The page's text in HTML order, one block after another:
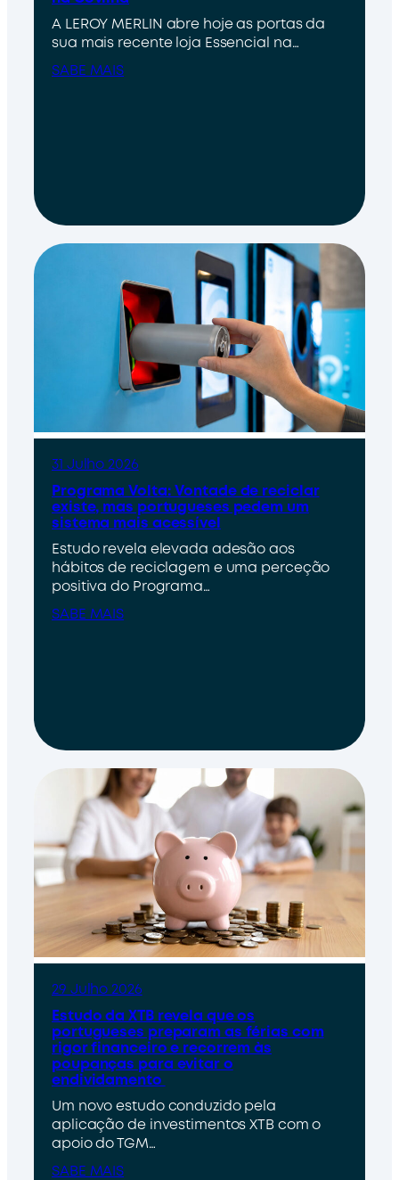
A LEROY MERLIN abre hoje as portas da
sua mais recente loja Essencial na…
SABE MAIS
31 Julho 2026
Programa Volta: Vontade de reciclar
existe, mas portugueses pedem um
sistema mais acessível
Estudo revela elevada adesão aos
hábitos de reciclagem e uma perceção
positiva do Programa…
SABE MAIS
29 Julho 2026
Estudo da XTB revela que os
portugueses preparam as férias com
rigor financeiro e recorrem às
poupanças para evitar o
endividamento
Um novo estudo conduzido pela
aplicação de investimentos XTB com o
apoio do TGM…
SABE MAIS